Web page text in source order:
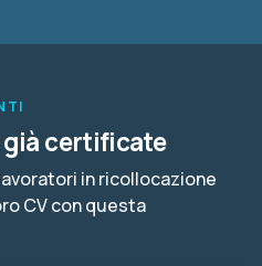
già certificate
in ricollocazione
CV con questa